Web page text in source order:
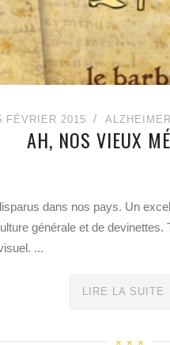
FÉVRIER 2015 ALZHEIMER
AH, NOS VIEUX
dans nos pays. Un
générale et de
...
LIRE LA SUITE